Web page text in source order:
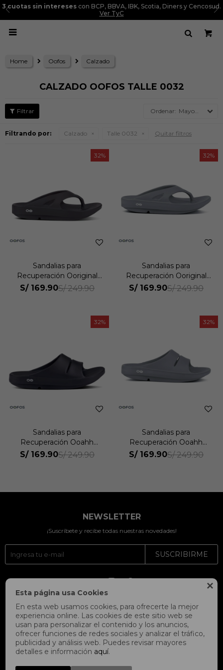

Esta página usa Cookies
En esta web usamos cookies, para ofrecerte la mejor
experiencia online. Las cookies de este sitio web se
usan para personalizar el contenido y los anuncios,
ofrecer funciones de redes sociales y analizar el tráfico,
publicidad y análisis web. Puedes revisar mayores
detalles e información aquí.
3 cuotas sin intereses con BCP, BBVA, IBK, Scotia, Diners y Cencosud.
Ver TyC

Home Oofos Calzado
CALZADO OOFOS TALLE 0032
Mayor precio
Filtrando por: Calzado Talle 0032 Quitar filtros
32
Sandalias para
Recuperación Ooriginal
Unisex
S/ 169.90S/ 249.90
32
Sandalias para
Recuperación Ooriginal
Unisex
S/ 169.90S/ 249.90
32
Sandalias para
Recuperación Ooahh
Unisex
S/ 169.90S/ 249.90
32
Sandalias para
Recuperación Ooahh
Mujer
S/ 169.90S/ 249.90
NEWSLETTER
¡Suscríbete y recibe todas nuestras novedades!
SUSCRIBIRME